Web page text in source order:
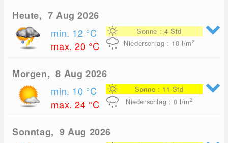
Heute, 7 Aug 2026
min. 12 °C
max. 20 °C
Sonne : 4 Std
Niederschlag : 10 l/m2
Morgen, 8 Aug 2026
min. 10 °C
max. 24 °C
Sonne : 11 Std
Niederschlag : 0 l/m2
Sonntag, 9 Aug 2026